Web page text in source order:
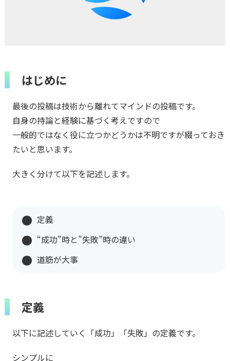
はじめに
最後の投稿は技術から離れてマインドの投稿です。
自身の持論と経験に基づく考えですので
一般的ではなく役に立つかどうかは不明ですが綴っておき
たいと思います。
大きく分けて以下を記述します。
定義
“成功”時と”失敗”時の違い
道筋が大事
定義
以下に記述していく「成功」「失敗」の定義です。
シンプルに